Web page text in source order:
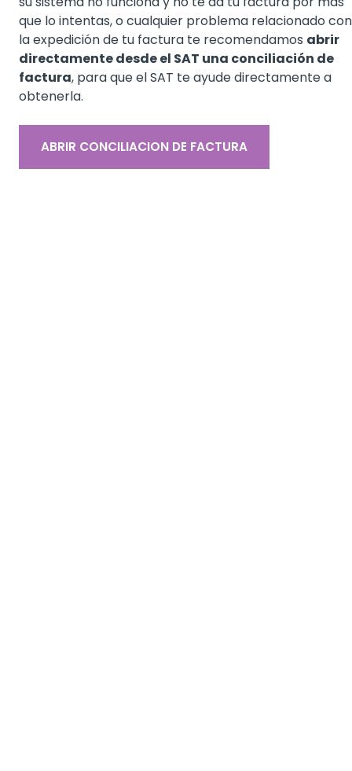
que lo intentas, o cualquier problema relacionado con
la expedición de tu factura te recomendamos abrir
directamente desde el SAT una conciliación de
factura, para que el SAT te ayude directamente a
obtenerla.
ABRIR CONCILIACION DE FACTURA